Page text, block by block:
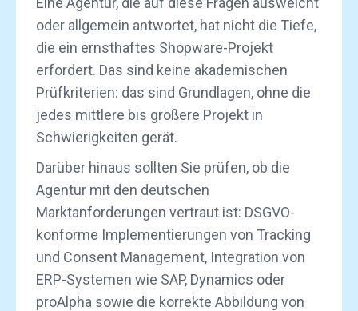
oder allgemein antwortet, hat nicht die Tiefe,
die ein ernsthaftes Shopware-Projekt
erfordert. Das sind keine akademischen
Prüfkriterien: das sind Grundlagen, ohne die
jedes mittlere bis größere Projekt in
Schwierigkeiten gerät.
Darüber hinaus sollten Sie prüfen, ob die
Agentur mit den deutschen
Marktanforderungen vertraut ist: DSGVO-
konforme Implementierungen von Tracking
und Consent Management, Integration von
ERP-Systemen wie SAP, Dynamics oder
proAlpha sowie die korrekte Abbildung von